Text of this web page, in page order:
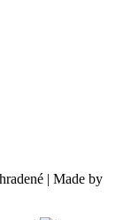
| Made by